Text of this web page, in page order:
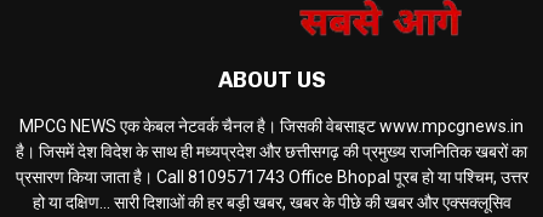
ABOUT US
MPCG NEWS एक केबल नेटवर्क चैनल है। जिसकी वेबसाइट www.mpcgnews.in
है। जिसमें देश विदेश के साथ ही मध्यप्रदेश और छत्तीसगढ़ की प्रमुख्य राजनितिक खबरों का
प्रसारण किया जाता है। Call 8109571743 Office Bhopal पूरब हो या पश्चिम, उत्तर
हो या दक्षिण... सारी दिशाओं की हर बड़ी खबर, खबर के पीछे की खबर और एक्सक्लूसिव